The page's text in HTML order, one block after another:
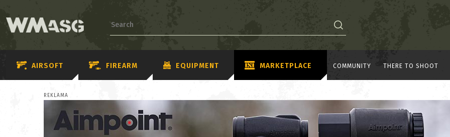
AIRSOFT FIREARM EQUIPMENT MARKETPLACE COMMUNITY THERE TO SHOOT
REKLAMA